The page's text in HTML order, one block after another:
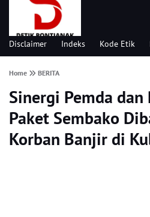
Disclaimer Indeks Kode Etik
Home BERITA
Sinergi Pemda
Paket Sembako
Korban Banjir di